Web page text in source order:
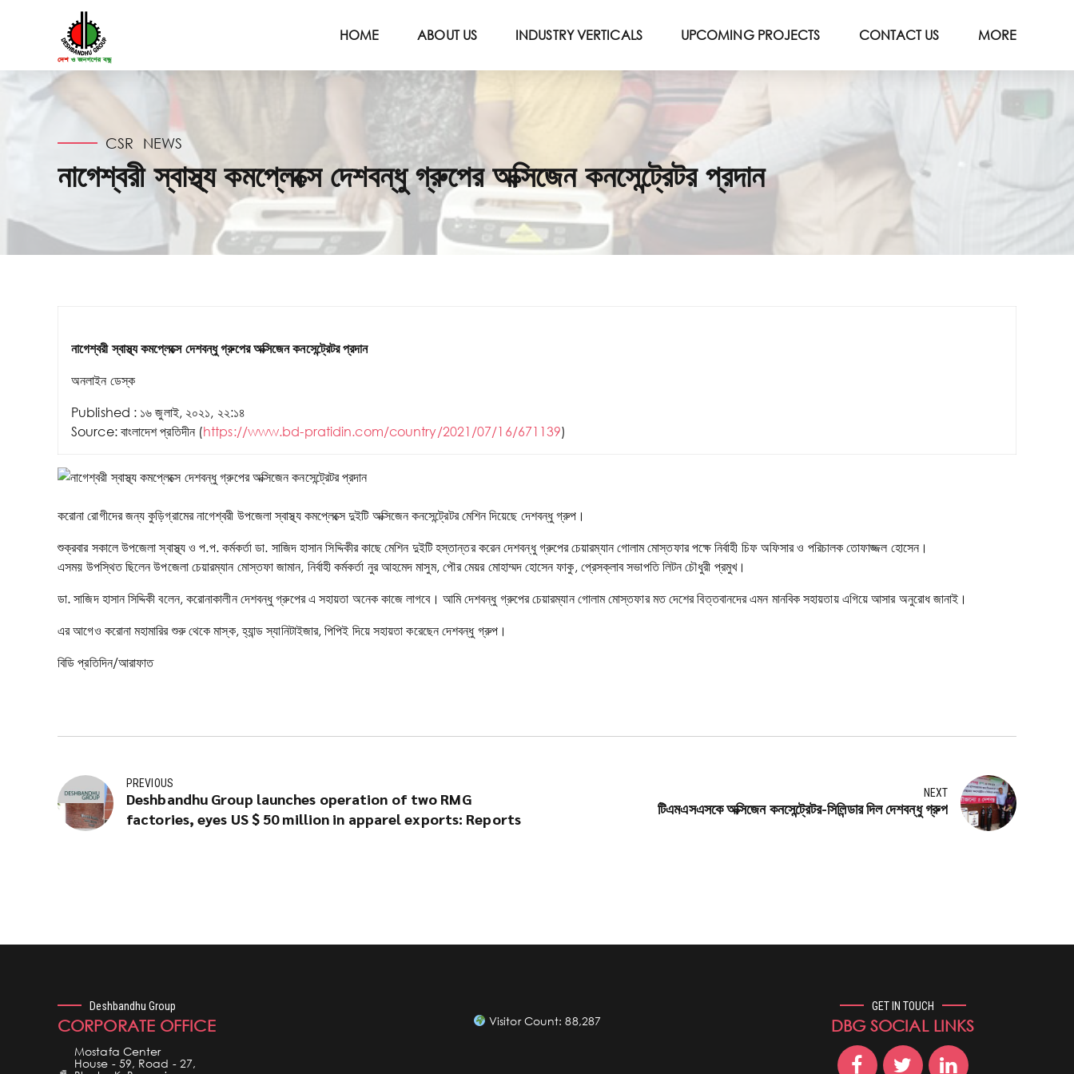
HOME ABOUT US INDUSTRY VERTICALS UPCOMING PROJECTS CONTACT US MORE
CSR NEWS
নাগেশ্বরী স্বাস্থ্য কমপ্লেক্সে দেশবন্ধু গ্রুপের অক্সিজেন কনসেন্ট্রেটর প্রদান
নাগেশ্বরী স্বাস্থ্য কমপ্লেক্সে দেশবন্ধু গ্রুপের অক্সিজেন কনসেন্ট্রেটর প্রদান
অনলাইন ডেস্ক
Published : ১৬ জুলাই, ২০২১, ২২:১৪
Source:বাংলাদেশপ্রতিদীন (https://www.bd-pratidin.com/country/2021/07/16/671139)
করোনা রোগীদের জন্য কুড়িগ্রামের নাগেশ্বরী উপজেলা স্বাস্থ্য কমপ্লেক্সে দুইটি অক্সিজেন কনসেন্ট্রেটর মেশিন দিয়েছে দেশবন্ধু গ্রুপ।
শুক্রবার সকালে উপজেলা স্বাস্থ্য ও প.প. কর্মকর্তা ডা. সাজিদ হাসান সিদ্দিকীর কাছে মেশিন দুইটি হস্তান্তর করেন দেশবন্ধু গ্রুপের চেয়ারম্যান গোলাম মোস্তফার পক্ষে নির্বাহী চিফ অফিসার ও পরিচালক তোফাজ্জল হোসেন।
এসময় উপস্থিত ছিলেন উপজেলা চেয়ারম্যান মোস্তফা জামান, নির্বাহী কর্মকর্তা নুর আহমেদ মাসুম, পৌর মেয়র মোহাম্মদ হোসেন ফাকু, প্রেসক্লাব সভাপতি লিটন চৌধুরী প্রমুখ।
ডা. সাজিদ হাসান সিদ্দিকী বলেন, করোনাকালীন দেশবন্ধু গ্রুপের এ সহায়তা অনেক কাজে লাগবে। আমি দেশবন্ধু গ্রুপের চেয়ারম্যান গোলাম মোস্তফার মত দেশের বিত্তবানদের এমন মানবিক সহায়তায় এগিয়ে আসার অনুরোধ জানাই।
এর আগেও করোনা মহামারির শুরু থেকে মাস্ক, হ্যান্ড স্যানিটাইজার, পিপিই দিয়ে সহায়তা করেছেন দেশবন্ধু গ্রুপ।
বিডি প্রতিদিন/আরাফাত
PREVIOUS
Deshbandhu Group launches operation of two RMG
factories, eyes US $ 50 million in apparel exports: Reports
NEXT
টিএমএসএসকে অক্সিজেন কনসেন্ট্রেটর-সিলিন্ডার দিল দেশবন্ধু গ্রুপ
Deshbandhu Group
CORPORATE OFFICE
Mostafa Center
House - 59, Road - 27,
Visitor Count:88,287
GET IN TOUCH
DBG SOCIAL LINKS